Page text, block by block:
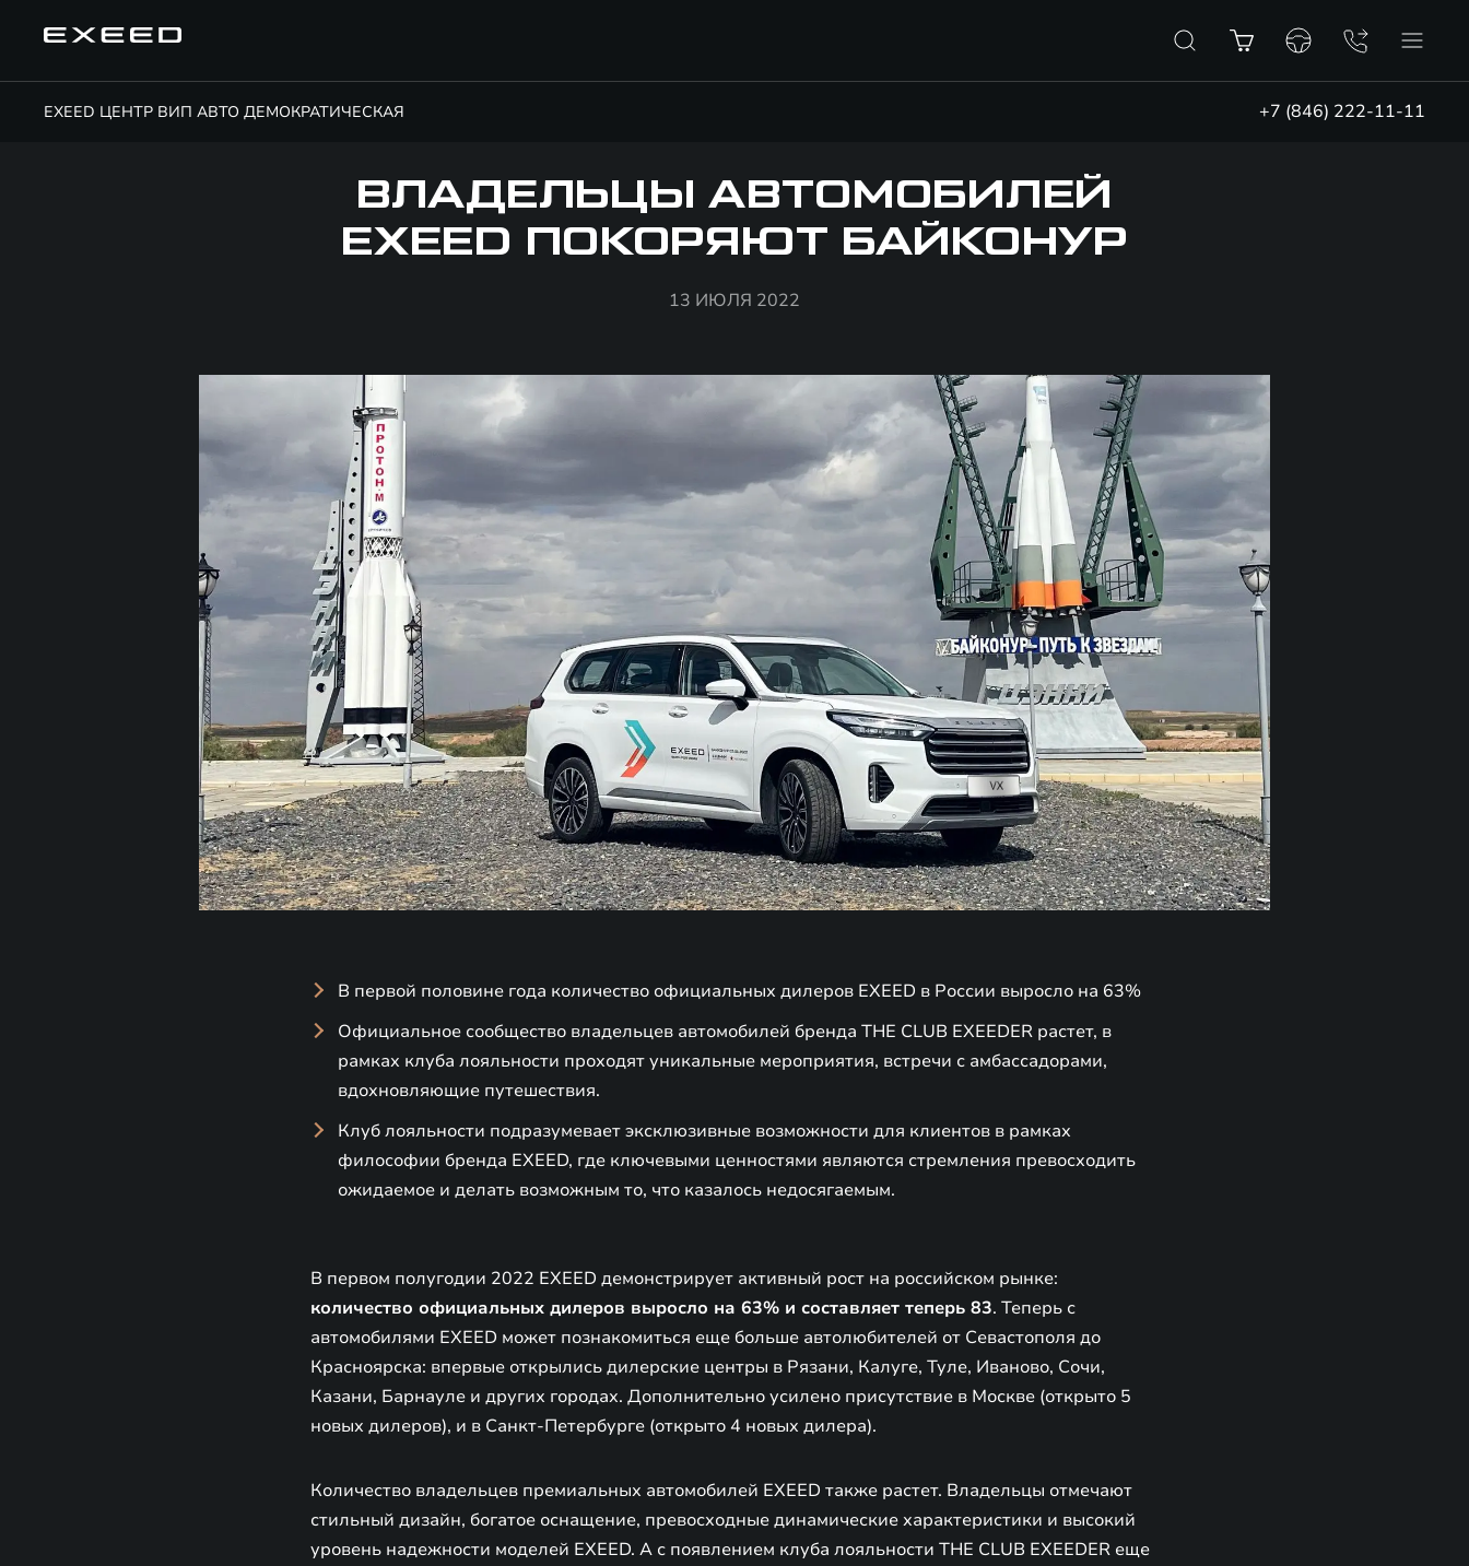
EXEED ЦЕНТР ВИП АВТО ДЕМОКРАТИЧЕСКАЯ +7 (846) 222-11-11
ВЛАДЕЛЬЦЫ АВТОМОБИЛЕЙ
EXEED ПОКОРЯЮТ БАЙКОНУР
13 ИЮЛЯ 2022
В первой половине года количество официальных дилеров EXEED в России выросло на 63%
Официальное сообщество владельцев автомобилей бренда THE CLUB EXEEDER растет, в
рамках клуба лояльности проходят уникальные мероприятия, встречи с амбассадорами,
вдохновляющие путешествия.
Клуб лояльности подразумевает эксклюзивные возможности для клиентов в рамках
философии бренда EXEED, где ключевыми ценностями являются стремления превосходить
ожидаемое и делать возможным то, что казалось недосягаемым.
В первом полугодии 2022 EXEED демонстрирует активный рост на российском рынке:
количество официальных дилеров выросло на 63% и составляет теперь 83. Теперь с
автомобилями EXEED может познакомиться еще больше автолюбителей от Севастополя до
Красноярска: впервые открылись дилерские центры в Рязани, Калуге, Туле, Иваново, Сочи,
Казани, Барнауле и других городах. Дополнительно усилено присутствие в Москве (открыто 5
новых дилеров), и в Санкт-Петербурге (открыто 4 новых дилера).
Количество владельцев премиальных автомобилей EXEED также растет. Владельцы отмечают
стильный дизайн, богатое оснащение, превосходные динамические характеристики и высокий
уровень надежности моделей EXEED. А с появлением клуба лояльности THE CLUB EXEEDER еще